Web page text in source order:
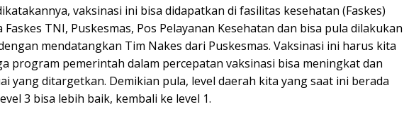
vaksinasi ini bisa didapatkan di fasilitas kesehatan (Faskes)
TNI, Puskesmas, Pos Pelayanan Kesehatan dan bisa pula dilakukan
mendatangkan Tim Nakes dari Puskesmas. Vaksinasi ini harus kita
program pemerintah dalam percepatan vaksinasi bisa meningkat dan
yang ditargetkan. Demikian pula, level daerah kita yang saat ini berada
3 bisa lebih baik, kembali ke level 1.